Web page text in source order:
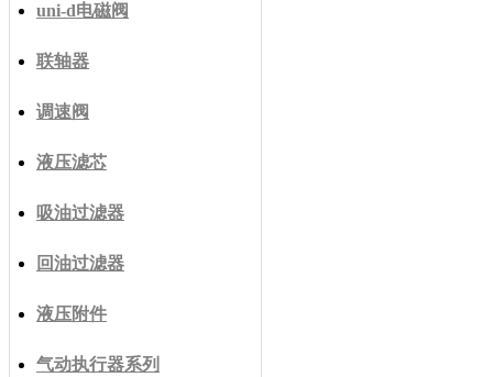
uni-d电磁阀
联轴器
调速阀
液压滤芯
吸油过滤器
回油过滤器
液压附件
气动执行器系列